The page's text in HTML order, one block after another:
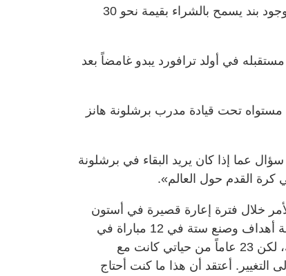
اللاعب المولود في مانشستر تخفيض أجره مع وجود بند يسمح بالشراء بقيمة نحو 30
مع يونايتد حتى 2028، لكن مستقبله في أولد ترافورد يبدو غامضاً بعد
(27 عاماً) اكتشاف مستواه تحت قيادة مدرب برشلونة هانز
عما إذا كان يريد البقاء في برشلونة
القدم حول العالم».
خلال فترة إعارة قصيرة في أستون
فيلا الموسم الماضي، مع برشلونة وسجل خمسة أهداف وصنع ستة في 12 مباراة في
جميع المسابقات. وأضاف «قد ينسى الناس ذلك، لكن 23 عاماً من حياتي كانت مع
التغيير. أعتقد أن هذا ما كنت أحتاج